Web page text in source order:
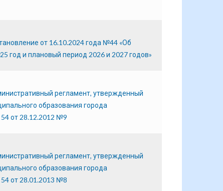
от 16.10.2024 года №44 «Об
и плановый период 2026 и 2027 годов»
регламент, утвержденный
образования города
от 28.12.2012 №9
регламент, утвержденный
образования города
от 28.01.2013 №8